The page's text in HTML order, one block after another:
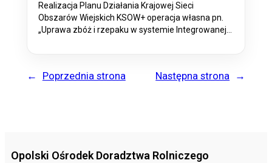
Realizacja Planu Działania Krajowej Sieci
Obszarów Wiejskich KSOW+ operacja własna pn.
„Uprawa zbóż i rzepaku w systemie Integrowanej
broszur pt. „Uprawa zbóż w systemie Integrowanej
← Poprzednia strona Następna strona →
Opolski Ośrodek Doradztwa Rolniczego